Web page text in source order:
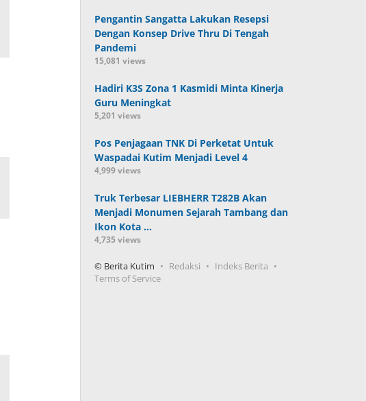
Pengantin Sangatta Lakukan Resepsi
Dengan Konsep Drive Thru Di Tengah
Pandemi
15,081 views
Hadiri K3S Zona 1 Kasmidi Minta Kinerja
Guru Meningkat
5,201 views
Pos Penjagaan TNK Di Perketat Untuk
Waspadai Kutim Menjadi Level 4
4,999 views
Truk Terbesar LIEBHERR T282B Akan
Menjadi Monumen Sejarah Tambang dan
Ikon Kota …
4,735 views
© Berita Kutim Redaksi
Indeks Berita
Terms of Service